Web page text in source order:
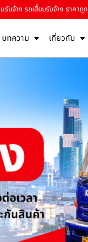
บจ้าง รถเฮี๊ยบรับจ้าง ราคาถูก
บทความ เกี่ยวกับ